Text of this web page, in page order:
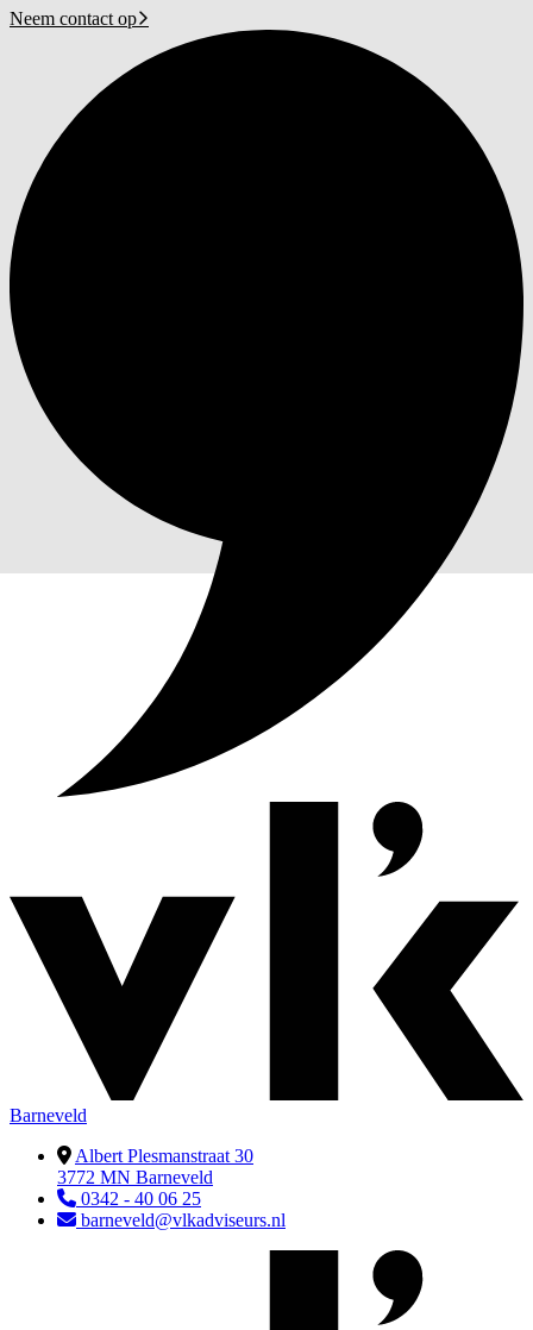
Neem contact op
Barneveld
Albert Plesmanstraat 30
3772 MN Barneveld
0342 - 40 06 25
barneveld@vlkadviseurs.nl